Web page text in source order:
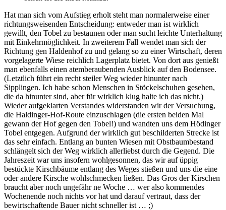
Hat man sich vom Aufstieg erholt steht man normalerweise einer
richtungsweisenden Entscheidung: entweder man ist wirklich
gewillt, den Tobel zu bestaunen oder man sucht leichte Unterhaltung
mit Einkehrmöglichkeit. In zweiterem Fall wendet man sich der
Richtung gen Haldenhof zu und gelang so zu einer Wirtschaft, deren
vorgelagerte Wiese reichlich Lagerplatz bietet. Von dort aus genießt
man ebenfalls einen atemberaubenden Ausblick auf den Bodensee.
(Letztlich führt ein recht steiler Weg wieder hinunter nach
Sipplingen. Ich habe schon Menschen in Stöckelschuhen gesehen,
die da hinunter sind, aber für wirklich klug halte ich das nicht.)
Wieder aufgeklarten Verstandes widerstanden wir der Versuchung,
die Haldinger-Hof-Route einzuschlagen (die ersten beiden Mal
gewann der Hof gegen den Tobel!) und wandten uns dem Hödinger
Tobel entgegen. Aufgrund der wirklich gut beschilderten Strecke ist
das sehr einfach. Entlang an bunten Wiesen mit Obstbaumbestand
schlängelt sich der Weg wirklich allerliebst durch die Gegend. Die
Jahreszeit war uns insofern wohlgesonnen, das wir auf üppig
bestückte Kirschbäume entlang des Weges stießen und uns die eine
oder andere Kirsche wohlschmecken ließen. Das Gros der Kirschen
braucht aber noch ungefähr ne Woche … wer also kommendes
Wochenende noch nichts vor hat und darauf vertraut, dass der
bewirtschaftende Bauer nicht schneller ist … ;)